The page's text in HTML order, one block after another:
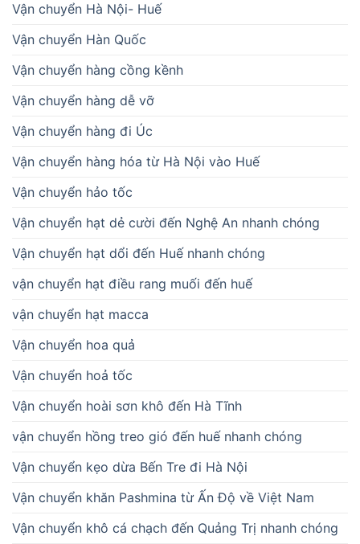
Vận chuyển Hà Nội- Huế
Vận chuyển Hàn Quốc
Vận chuyển hàng cồng kềnh
Vận chuyển hàng dễ vỡ
Vận chuyển hàng đi Úc
Vận chuyển hàng hóa từ Hà Nội vào Huế
Vận chuyển hảo tốc
Vận chuyển hạt dẻ cười đến Nghệ An nhanh chóng
Vận chuyển hạt dổi đến Huế nhanh chóng
vận chuyển hạt điều rang muối đến huế
vận chuyển hạt macca
Vận chuyển hoa quả
Vận chuyển hoả tốc
Vận chuyển hoài sơn khô đến Hà Tĩnh
vận chuyển hồng treo gió đến huế nhanh chóng
Vận chuyển kẹo dừa Bến Tre đi Hà Nội
Vận chuyển khăn Pashmina từ Ấn Độ về Việt Nam
Vận chuyển khô cá chạch đến Quảng Trị nhanh chóng